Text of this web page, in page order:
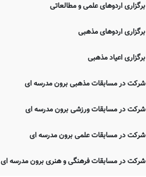
برگزاری اردوهای علمی و مطالعاتی
برگزاری اردوهای مذهبی
برگزاری اعیاد مذهبی
شرکت در مسابقات مذهبی برون مدرسه ای
شرکت در مسابقات ورزشی برون مدرسه ای
شرکت در مسابقات علمی برون مدرسه ای
شرکت در مسابقات فرهنگی و هنری برون مدرسه ای